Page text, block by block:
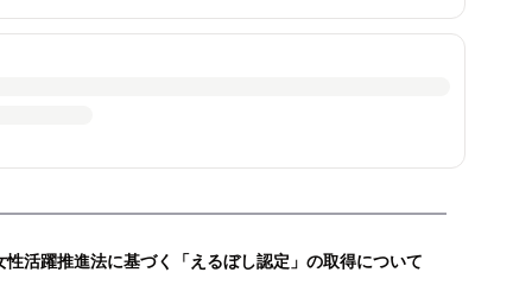
性活躍推進法に基づく「えるぼし認定」の取得について